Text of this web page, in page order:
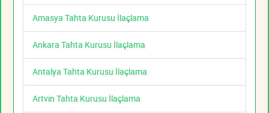
Amasya Tahta Kurusu İlaçlama
Ankara Tahta Kurusu İlaçlama
Antalya Tahta Kurusu İlaçlama
Artvin Tahta Kurusu İlaçlama